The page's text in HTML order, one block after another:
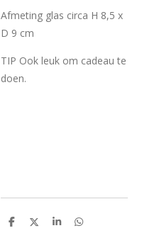
Afmeting glas circa H 8,5 x
D 9 cm
TIP Ook leuk om cadeau te
doen.
D
D
S
D